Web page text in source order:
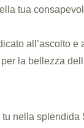
tua
all’ascolto
la bellezza
nella splendida